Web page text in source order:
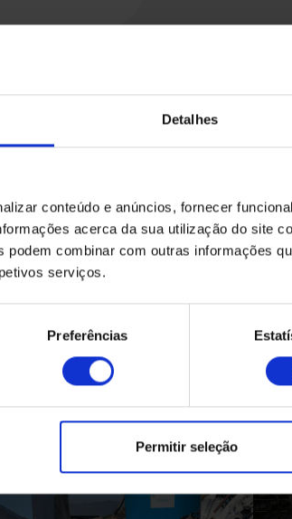
Detalhes
conteúdo e anúncios, fornecer
acerca da sua utilização do site
podem combinar com outras informações
serviços.
Preferências
Permitir seleção
Produtos